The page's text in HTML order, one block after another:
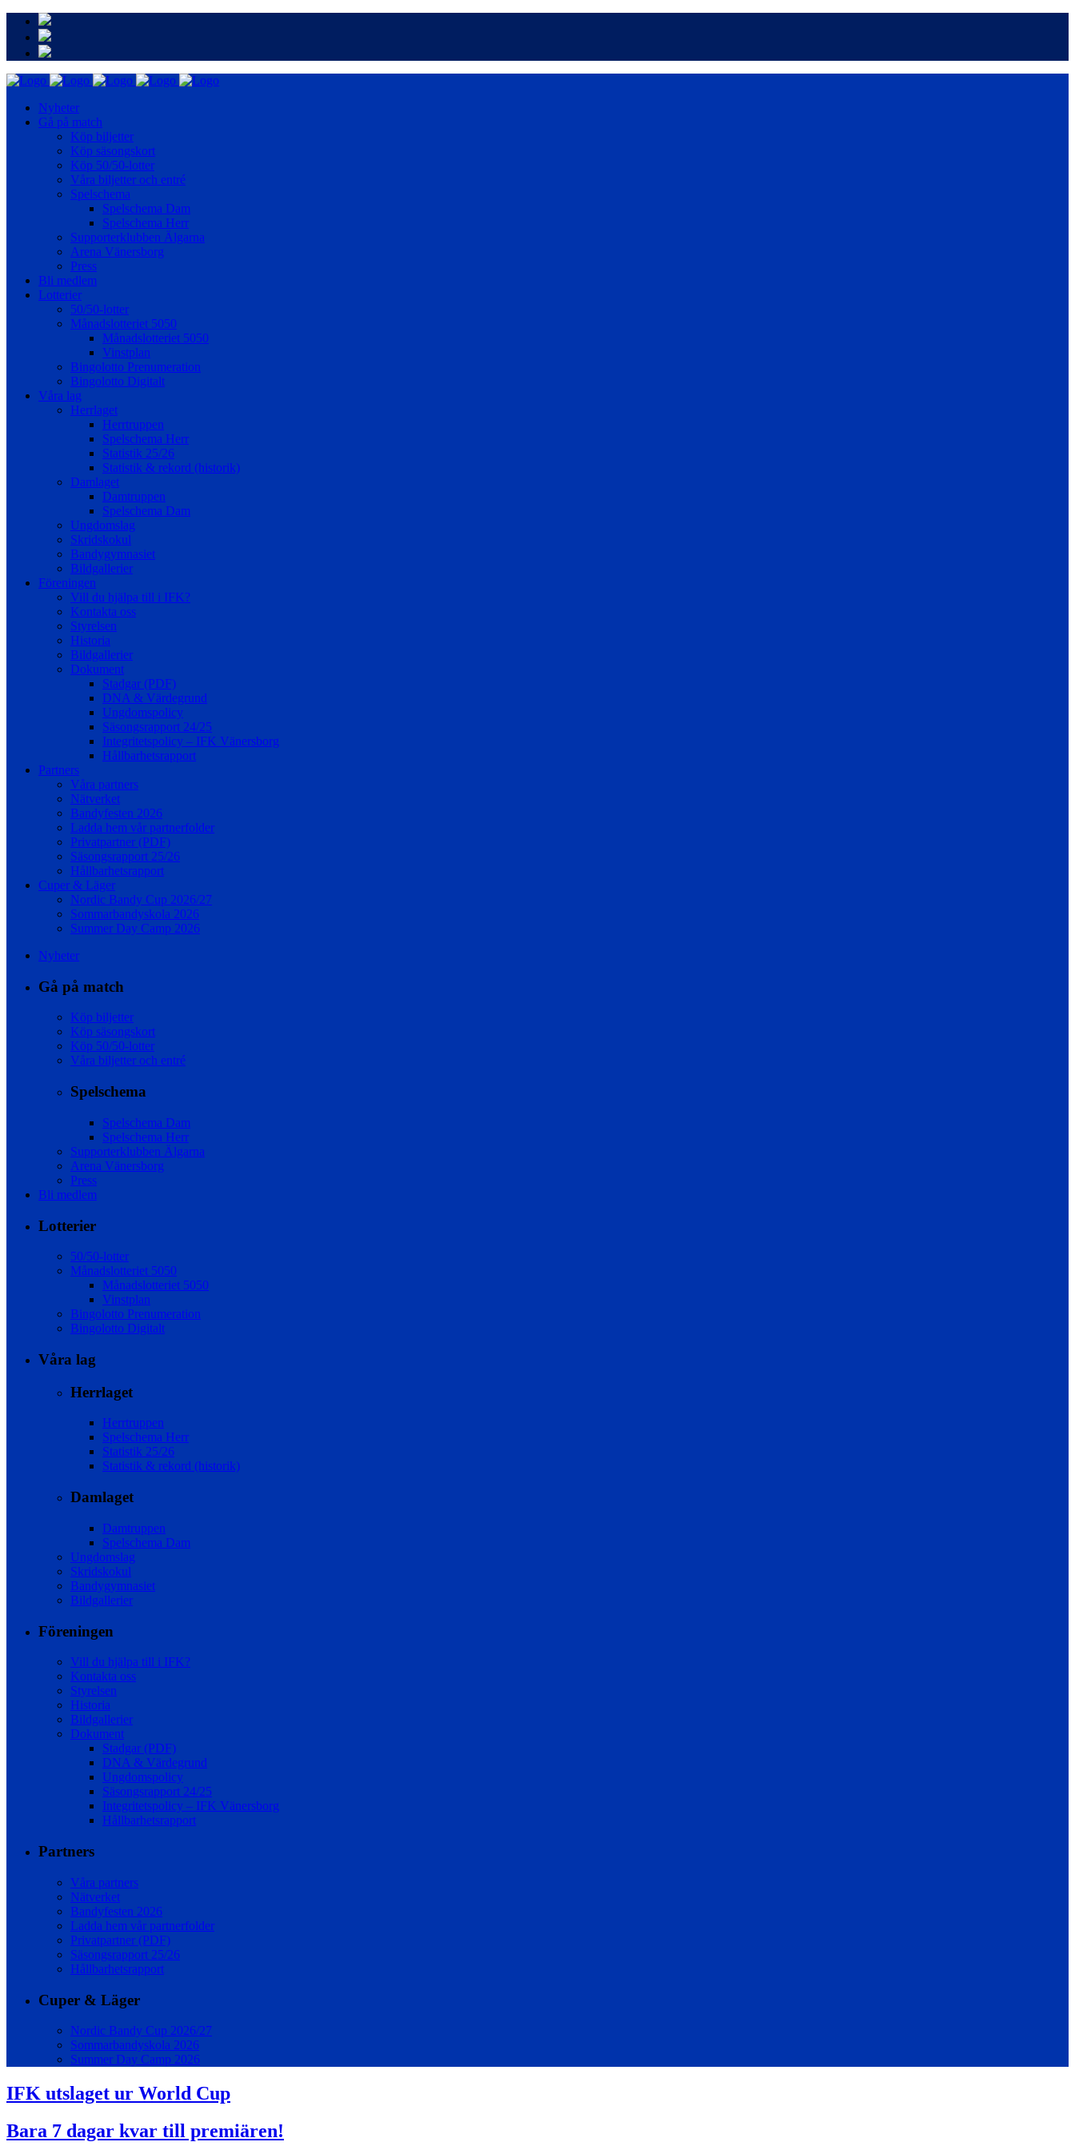
Nyheter
Gå på match
Köp biljetter
Köp säsongskort
Köp 50/50-lotter
Våra biljetter och entré
Spelschema
Spelschema Dam
Spelschema Herr
Supporterklubben Älgarna
Arena Vänersborg
Press
Bli medlem
Lotterier
50/50-lotter
Månadslotteriet 5050
Månadslotteriet 5050
Vinstplan
Bingolotto Prenumeration
Bingolotto Digitalt
Våra lag
Herrlaget
Herrtruppen
Spelschema Herr
Statistik 25/26
Statistik & rekord (historik)
Damlaget
Damtruppen
Spelschema Dam
Ungdomslag
Skridskokul
Bandygymnasiet
Bildgallerier
Föreningen
Vill du hjälpa till i IFK?
Kontakta oss
Styrelsen
Historia
Bildgallerier
Dokument
Stadgar (PDF)
DNA & Värdegrund
Ungdomspolicy
Säsongsrapport 24/25
Integritetspolicy – IFK Vänersborg
Hållbarhetsrapport
Partners
Våra partners
Nätverket
Bandyfesten 2026
Ladda hem vår partnerfolder
Privatpartner (PDF)
Säsongsrapport 25/26
Hållbarhetsrapport
Cuper & Läger
Nordic Bandy Cup 2026/27
Sommarbandyskola 2026
Summer Day Camp 2026
Nyheter
Gå på match
Köp biljetter
Köp säsongskort
Köp 50/50-lotter
Våra biljetter och entré
Spelschema
Spelschema Dam
Spelschema Herr
Supporterklubben Älgarna
Arena Vänersborg
Press
Bli medlem
Lotterier
50/50-lotter
Månadslotteriet 5050
Månadslotteriet 5050
Vinstplan
Bingolotto Prenumeration
Bingolotto Digitalt
Våra lag
Herrlaget
Herrtruppen
Spelschema Herr
Statistik 25/26
Statistik & rekord (historik)
Damlaget
Damtruppen
Spelschema Dam
Ungdomslag
Skridskokul
Bandygymnasiet
Bildgallerier
Föreningen
Vill du hjälpa till i IFK?
Kontakta oss
Styrelsen
Historia
Bildgallerier
Dokument
Stadgar (PDF)
DNA & Värdegrund
Ungdomspolicy
Säsongsrapport 24/25
Integritetspolicy – IFK Vänersborg
Hållbarhetsrapport
Partners
Våra partners
Nätverket
Bandyfesten 2026
Ladda hem vår partnerfolder
Privatpartner (PDF)
Säsongsrapport 25/26
Hållbarhetsrapport
Cuper & Läger
Nordic Bandy Cup 2026/27
Sommarbandyskola 2026
Summer Day Camp 2026
IFK utslaget ur World Cup
Bara 7 dagar kvar till premiären!